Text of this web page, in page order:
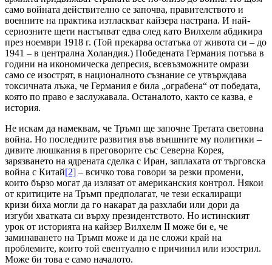
само войната действително се започва, правителството и
военните на практика изтласкват кайзера настрана. И най-
сериозните щети настъпват едва след като Вилхелм абдикира
през ноември 1918 г. (Той прекарва остатъка от живота си – до
1941 – в централна Холандия.) Победената Германия потъва в
години на икономическа депресия, всевъзможните омрази
само се изострят, в националното съзнание се утвърждава
токсичната лъжа, че Германия е била „ограбена“ от победата,
която по право е заслужавала. Останалото, както се казва, е
история.
Не искам да намеквам, че Тръмп ще започне Третата световна
война. Но последните развития във външните му политики –
дивите люшкания в преговорите със Северна Корея,
зарязването на ядрената сделка с Иран, заплахата от търговска
война с Китай[2] – всичко това говори за резки промени,
които бързо могат да излязат от американския контрол. Някои
от критиците на Тръмп предполагат, че тези ескалиращи
кризи биха могли да го накарат да разхлаби или дори да
изгуби хватката си върху президентството. Но истинският
урок от историята на кайзер Вилхелм II може би е, че
заминаването на Тръмп може и да не сложи край на
проблемите, които той евентуално е причинил или изострил.
Може би това е само началото.